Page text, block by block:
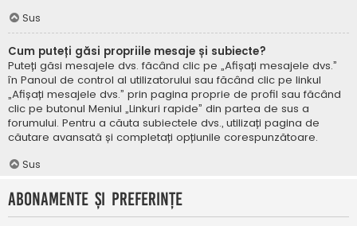
Sus
Cum puteți găsi propriile mesaje și subiecte?
Puteți găsi mesajele dvs. făcând clic pe „Afișați mesajele dvs.”
în Panoul de control al utilizatorului sau făcând clic pe linkul
„Afișați mesajele dvs.” prin pagina proprie de profil sau făcând
clic pe butonul Meniul „Linkuri rapide” din partea de sus a
forumului. Pentru a căuta subiectele dvs., utilizați pagina de
căutare avansată și completați opțiunile corespunzătoare.
Sus
Abonamente și Preferințe